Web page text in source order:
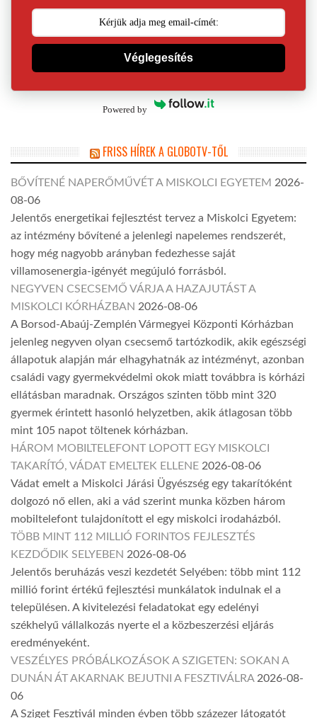
Véglegesítés
Powered by
FRISS HÍREK A GLOBOTV-TŐL
BŐVÍTENÉ NAPERŐMŰVÉT A MISKOLCI EGYETEM 2026-
08-06
Jelentős energetikai fejlesztést tervez a Miskolci Egyetem:
az intézmény bővítené a jelenlegi napelemes rendszerét,
hogy még nagyobb arányban fedezhesse saját
villamosenergia-igényét megújuló forrásból.
NEGYVEN CSECSEMŐ VÁRJA A HAZAJUTÁST A
MISKOLCI KÓRHÁZBAN 2026-08-06
A Borsod-Abaúj-Zemplén Vármegyei Központi Kórházban
jelenleg negyven olyan csecsemő tartózkodik, akik egészségi
állapotuk alapján már elhagyhatnák az intézményt, azonban
családi vagy gyermekvédelmi okok miatt továbbra is kórházi
ellátásban maradnak. Országos szinten több mint 320
gyermek érintett hasonló helyzetben, akik átlagosan több
mint 105 napot töltenek kórházban.
HÁROM MOBILTELEFONT LOPOTT EGY MISKOLCI
TAKARÍTÓ, VÁDAT EMELTEK ELLENE 2026-08-06
Vádat emelt a Miskolci Járási Ügyészség egy takarítóként
dolgozó nő ellen, aki a vád szerint munka közben három
mobiltelefont tulajdonított el egy miskolci irodaházból.
TÖBB MINT 112 MILLIÓ FORINTOS FEJLESZTÉS
KEZDŐDIK SELYEBEN 2026-08-06
Jelentős beruházás veszi kezdetét Selyében: több mint 112
millió forint értékű fejlesztési munkálatok indulnak el a
településen. A kivitelezési feladatokat egy edelényi
székhelyű vállalkozás nyerte el a közbeszerzési eljárás
eredményeként.
VESZÉLYES PRÓBÁLKOZÁSOK A SZIGETEN: SOKAN A
DUNÁN ÁT AKARNAK BEJUTNI A FESZTIVÁLRA 2026-08-
06
A Sziget Fesztivál minden évben több százezer látogatót